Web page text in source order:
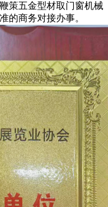
策五金型材取门窗机械
的商务对接办事。